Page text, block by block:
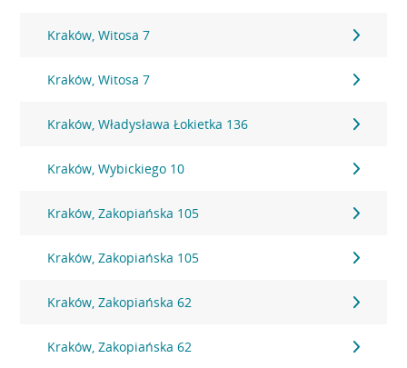
Kraków, Witosa 7
Kraków, Witosa 7
Kraków, Władysława Łokietka 136
Kraków, Wybickiego 10
Kraków, Zakopiańska 105
Kraków, Zakopiańska 105
Kraków, Zakopiańska 62
Kraków, Zakopiańska 62